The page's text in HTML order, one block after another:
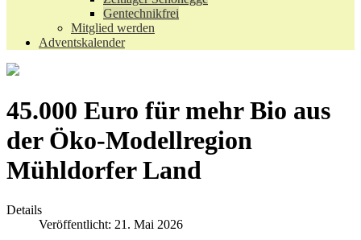
Gentechnikfrei
Mitglied werden
Adventskalender
45.000 Euro für mehr Bio aus
der Öko-Modellregion
Mühldorfer Land
Details
Veröffentlicht: 21. Mai 2026